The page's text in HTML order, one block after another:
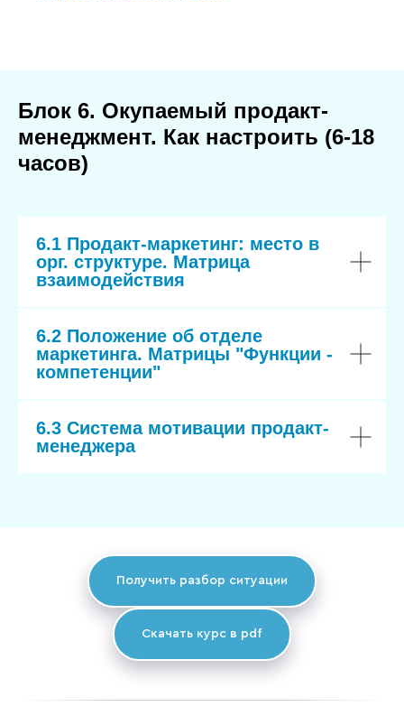
Блок 6. Окупаемый продакт-
менеджмент. Как настроить (6-18
часов)
6.1 Продакт-маркетинг: место в
орг. структуре. Матрица
взаимодействия
6.2 Положение об отделе
маркетинга. Матрицы "Функции -
компетенции"
6.3 Система мотивации продакт-
менеджера
Получить разбор ситуации
Скачать курс в pdf